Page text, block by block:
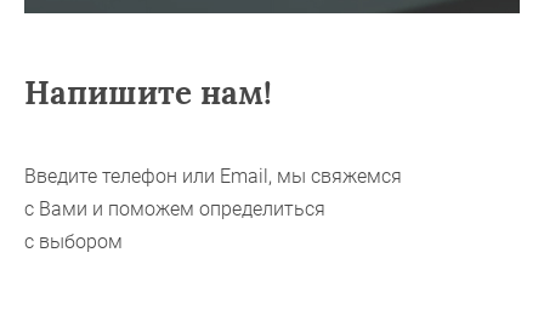
Напишите нам!
Введите телефон или Email, мы свяжемся
с Вами и поможем определиться
с выбором